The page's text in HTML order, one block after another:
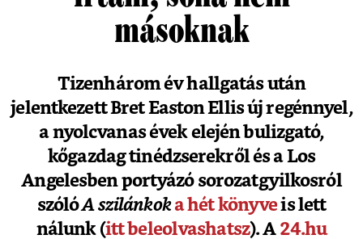
másoknak
Tizenhárom év hallgatás után
jelentkezett Bret Easton Ellis új regénnyel,
a nyolcvanas évek elején bulizgató,
kőgazdag tinédzserekről és a Los
Angelesben portyázó sorozatgyilkosról
szólóA szilánkok a hét könyveis lett
nálunk (itt beleolvashatsz). A 24.hu